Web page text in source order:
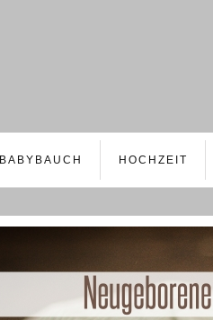
BABYBAUCH HOCHZEIT